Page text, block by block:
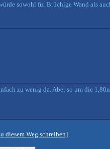
sowohl für Brüchige Wand als
zu wenig da. Aber so um die
diesem Weg schreiben]